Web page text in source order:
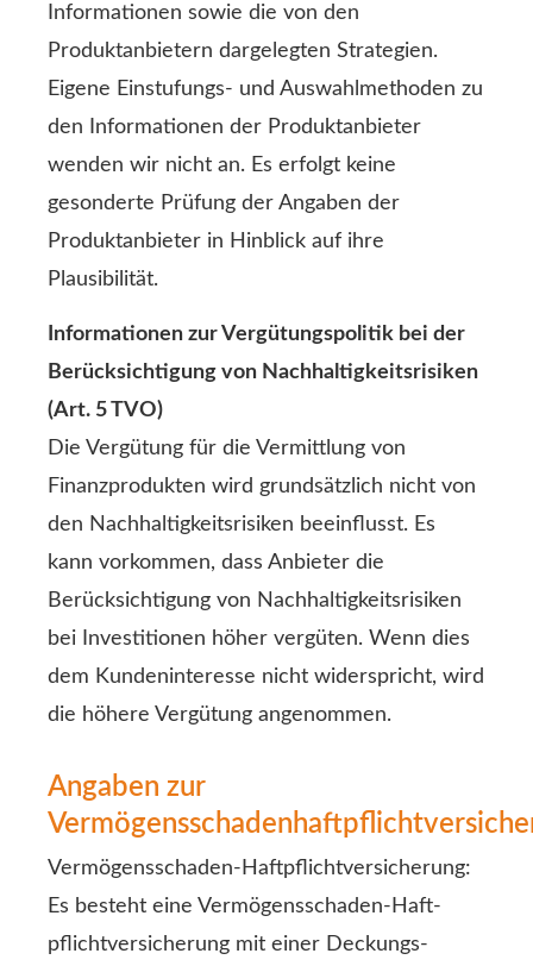
Informationen sowie die von den
Produktanbietern dargelegten Strategien.
Eigene Einstufungs- und Auswahlmethoden zu
den Informationen der Produktanbieter
wenden wir nicht an. Es erfolgt keine
gesonderte Prüfung der Angaben der
Produktanbieter in Hinblick auf ihre
Plausibilität.
Informationen zur Vergütungspolitik bei der
Berücksichtigung von Nachhaltigkeitsrisiken
(Art. 5 TVO)
Die Vergütung für die Vermittlung von
Finanzprodukten wird grundsätzlich nicht von
den Nachhaltigkeitsrisiken beeinflusst. Es
kann vorkommen, dass Anbieter die
Berücksichtigung von Nachhaltigkeitsrisiken
bei Investitionen höher vergüten. Wenn dies
dem Kundeninteresse nicht widerspricht, wird
die höhere Vergütung angenommen.
Angaben zur
Vermögensschaden-Haft­pflichtversicherung:
Es besteht eine Vermögensschaden-Haft­
pflichtversicherung mit einer Deckungs­